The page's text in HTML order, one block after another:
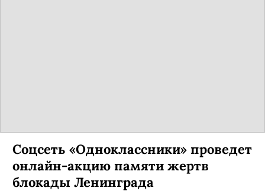
Соцсеть «Одноклассники» проведет
онлайн-акцию памяти жертв
блокады Ленинграда